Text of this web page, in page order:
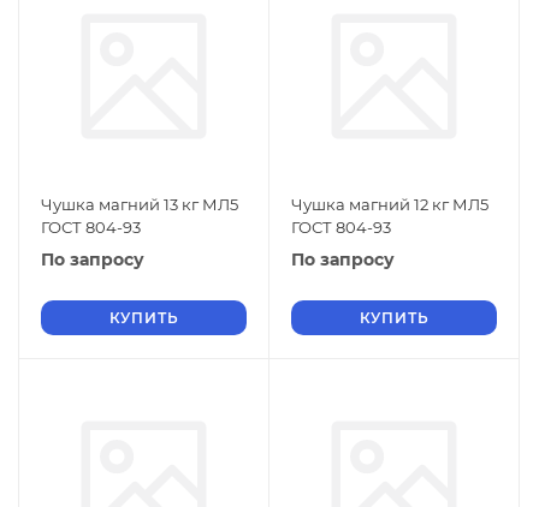
Чушка магний 13 кг МЛ5
ГОСТ 804-93
По запросу
КУПИТЬ
Чушка магний 12 кг МЛ5
ГОСТ 804-93
По запросу
КУПИТЬ